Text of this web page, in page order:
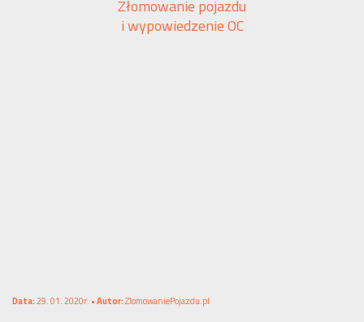
Złomowanie pojazdu
i wypowiedzenie OC
Data:29. 01. 2020r. •Autor:ZlomowaniePojazdu.pl